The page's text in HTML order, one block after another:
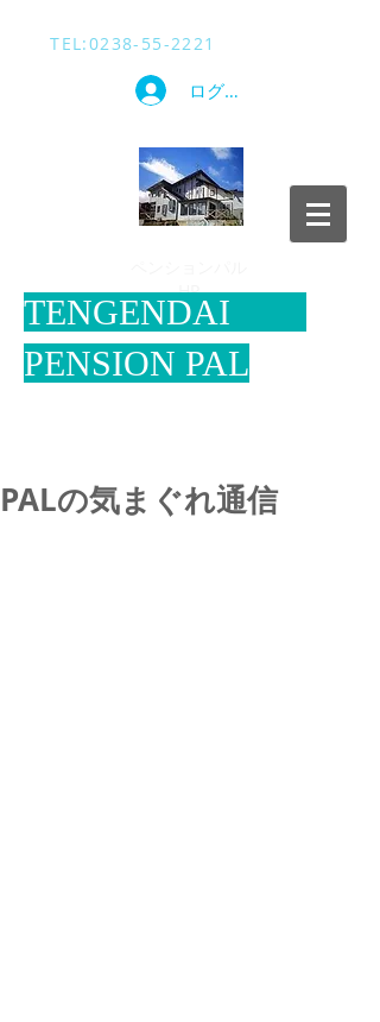
TEL​:0238-55-2221
ログイン
HP
​TENGENDAI
PENSION PAL
PALの気まぐれ通信